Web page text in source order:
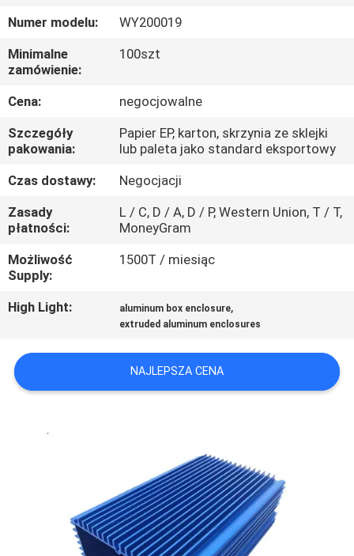
WYCIECZKA
PO
FABRYCE
KONTROLA
JAKOŚCI
SKONTAKTUJ
SIĘ
Z
NAMI
AKTUALNOŚCI
POPROSIĆ
WYCENĘ
PRIVACY
Numer modelu:
WY200019
Minimalne
zamówienie:
100szt
Cena:
negocjowalne
Szczegóły
pakowania:
Papier EP, karton, skrzynia ze sklejki
lub paleta jako standard eksportowy
Czas dostawy:
Negocjacji
Zasady
płatności:
L / C, D / A, D / P, Western Union, T / T,
MoneyGram
Możliwość
Supply:
1500T / miesiąc
High Light: aluminum box enclosure,
extruded aluminum enclosures
NAJLEPSZA CENA